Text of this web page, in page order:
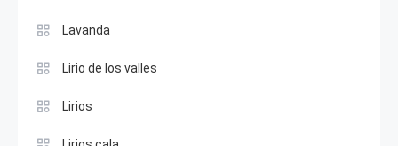
Lavanda
Lirio de los valles
Lirios